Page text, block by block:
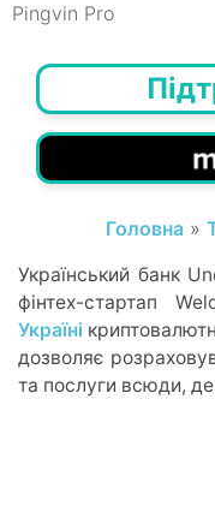
Pingvin Pro
Головна »
Український банк
фінтех-стартап
Україні
дозволяє
та послуги всюди, де